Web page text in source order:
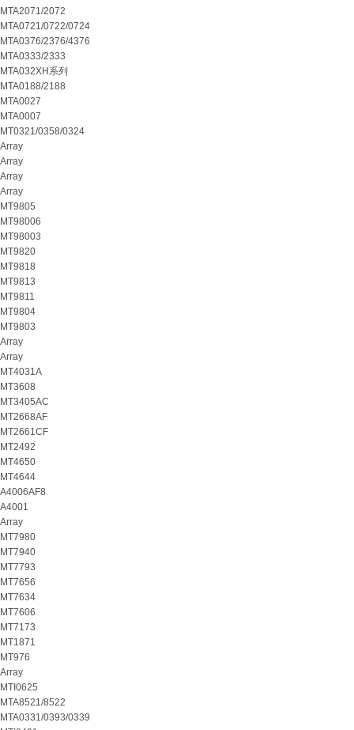
MTA2071/2072
MTA0721/0722/0724
MTA0376/2376/4376
MTA0333/2333
MTA032XH系列
MTA0188/2188
MTA0027
MTA0007
MT0321/0358/0324
Array
Array
Array
Array
MT9805
MT98006
MT98003
MT9820
MT9818
MT9813
MT9811
MT9804
MT9803
Array
Array
MT4031A
MT3608
MT3405AC
MT2668AF
MT2661CF
MT2492
MT4650
MT4644
A4006AF8
A4001
Array
MT7980
MT7940
MT7793
MT7656
MT7634
MT7606
MT7173
MT1871
MT976
Array
MTI0625
MTA8521/8522
MTA0331/0393/0339